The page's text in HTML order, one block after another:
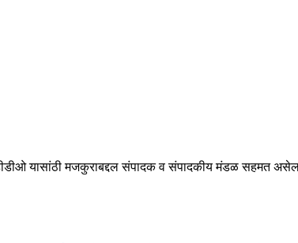
यासांठी मजकुराबद्दल संपादक व संपादकीय मंडळ सहमत